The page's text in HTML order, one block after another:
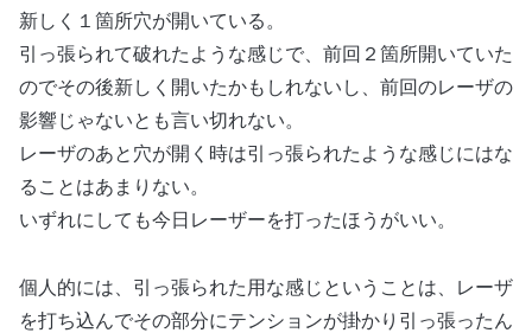
新しく１箇所穴が開いている。
引っ張られて破れたような感じで、前回２箇所開いていた
のでその後新しく開いたかもしれないし、前回のレーザの
影響じゃないとも言い切れない。
レーザのあと穴が開く時は引っ張られたような感じにはな
ることはあまりない。
いずれにしても今日レーザーを打ったほうがいい。
個人的には、引っ張られた用な感じということは、レーザ
を打ち込んでその部分にテンションが掛かり引っ張ったん